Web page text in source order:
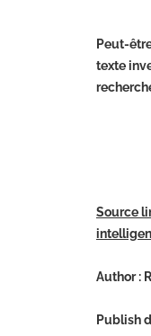
Peut-
texte
Source
Author :
Publish